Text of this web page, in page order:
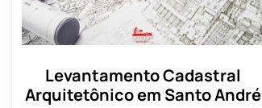
Levantamento Cadastral
Arquitetônico em Santo André